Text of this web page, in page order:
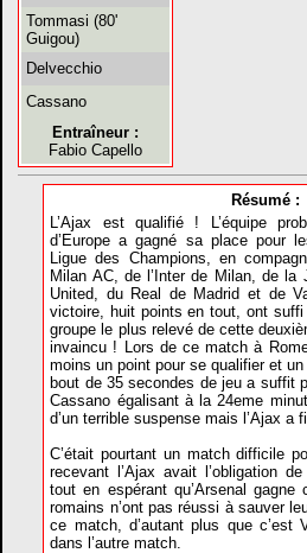
Tommasi (80'
Guigou)
Delvecchio
Cassano
Entraîneur :
Fabio Capello
Résumé :
L’Ajax est qualifié ! L’équipe
d’Europe a gagné sa place pour
Ligue des Champions, en
Milan AC, de l’Inter de Milan, de la
United, du Real de Madrid et de
victoire, huit points en tout, ont suffi
groupe le plus relevé de cette
invaincu ! Lors de ce match à
moins un point pour se qualifier et
bout de 35 secondes de jeu a suffit
Cassano égalisant à la 24eme
d’un terrible suspense mais l’Ajax a
C’était pourtant un match difficile
recevant l’Ajax avait l’obligation
tout en espérant qu’Arsenal gagne
romains n’ont pas réussi à sauver
ce match, d’autant plus que c’est
dans l’autre match.